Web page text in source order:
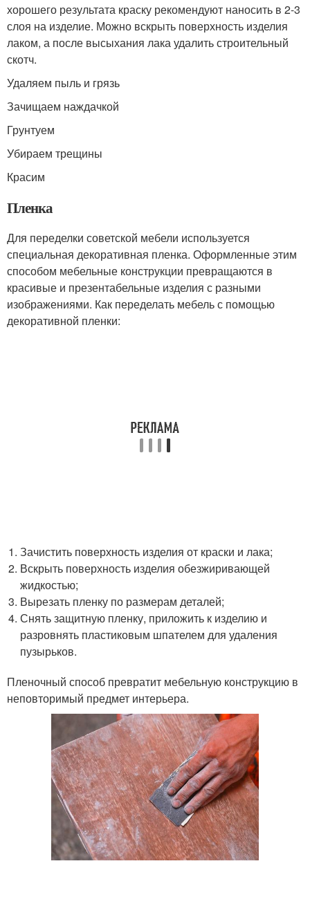
хорошего результата краску рекомендуют наносить в 2-3
слоя на изделие. Можно вскрыть поверхность изделия
лаком, а после высыхания лака удалить строительный
скотч.
Удаляем пыль и грязь
Зачищаем наждачкой
Грунтуем
Убираем трещины
Красим
Пленка
Для переделки советской мебели используется
специальная декоративная пленка. Оформленные этим
способом мебельные конструкции превращаются в
красивые и презентабельные изделия с разными
изображениями. Как переделать мебель с помощью
декоративной пленки:
Зачистить поверхность изделия от краски и лака;
Вскрыть поверхность изделия обезжиривающей
жидкостью;
Вырезать пленку по размерам деталей;
Снять защитную пленку, приложить к изделию и
разровнять пластиковым шпателем для удаления
пузырьков.
Пленочный способ превратит мебельную конструкцию в
неповторимый предмет интерьера.